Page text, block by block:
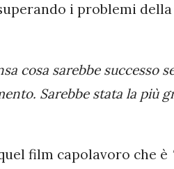
i problemi
cosa sarebbe successo
Sarebbe stata la più
film capolavoro che è